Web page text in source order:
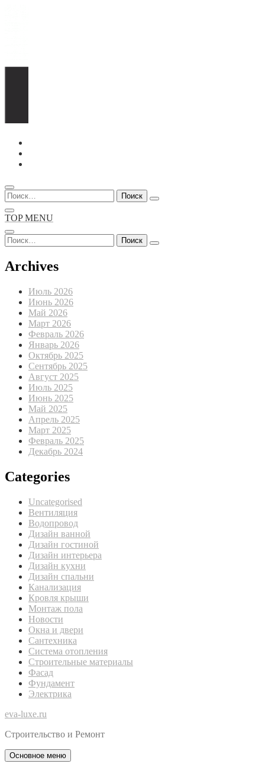
Перейти
содержимому
Найти:
TOP MENU
Найти:
Archives
Июль 2026
Июнь 2026
Май 2026
Март 2026
Февраль 2026
Январь 2026
Октябрь 2025
Сентябрь 2025
Август 2025
Июль 2025
Июнь 2025
Май 2025
Апрель 2025
Март 2025
Февраль 2025
Декабрь 2024
Categories
Uncategorised
Вентиляция
Водопровод
Дизайн ванной
Дизайн гостиной
Дизайн интерьера
Дизайн кухни
Дизайн спальни
Канализация
Кровля крыши
Монтаж пола
Новости
Окна и двери
Сантехника
Система отопления
Строительные материалы
Фасад
Фундамент
Электрика
eva-luxe.ru
Строительство и Ремонт
Основное меню